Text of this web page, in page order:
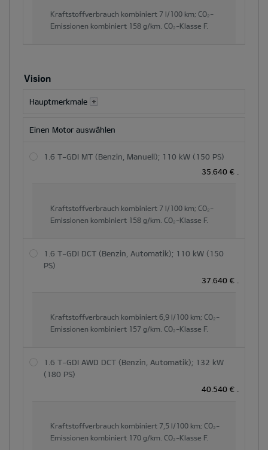
Hauptinhaltsbereich
dynamisch
Kraftstoffverbrauch kombiniert 7 l/100 km; CO₂-
Emissionen kombiniert 158 g/km. CO₂-Klasse F.
Vision
Hauptmerkmale
Einen Motor auswählen
1.6 T-GDI MT (Benzin, Manuell); 110 kW (150 PS)
35.640 €
Kraftstoffverbrauch kombiniert 7 l/100 km; CO₂-
Emissionen kombiniert 158 g/km. CO₂-Klasse F.
1.6 T-GDI DCT (Benzin, Automatik); 110 kW (150
PS)
37.640 €
Kraftstoffverbrauch kombiniert 6,9 l/100 km; CO₂-
Emissionen kombiniert 157 g/km. CO₂-Klasse F.
1.6 T-GDI AWD DCT (Benzin, Automatik); 132 kW
(180 PS)
40.540 €
Kraftstoffverbrauch kombiniert 7,5 l/100 km; CO₂-
Emissionen kombiniert 170 g/km. CO₂-Klasse F.